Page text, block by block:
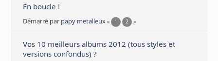
En boucle !
Démarré par papy metalleux « 1 2 »
Vos 10 meilleurs albums 2012 (tous styles et
versions confondus) ?